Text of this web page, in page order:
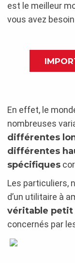
est le meilleur
vous avez besoin
En effet, le
nombreuses
différentes
différentes
spécifiques
Les particuliers,
d’un utilitaire à
véritable petit
concernés par